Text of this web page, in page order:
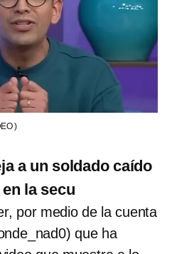
)
a un soldado caído
la secu
por medio de la cuenta
que ha